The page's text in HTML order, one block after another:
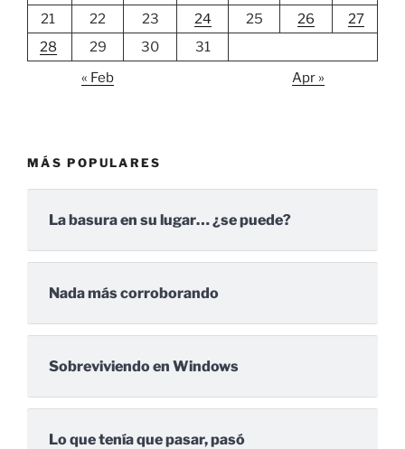
21
22 23 24 25 26
27
28
29 30
31
« Feb
Apr »
MÁS POPULARES
La basura en su lugar… ¿se puede?
Nada más corroborando
Sobreviviendo en Windows
Lo que tenía que pasar, pasó